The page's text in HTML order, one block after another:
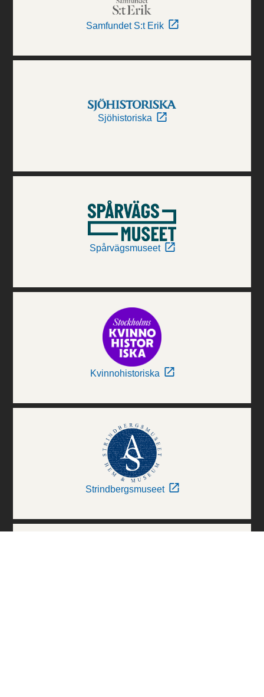
Samfundet S:t Erik
Sjöhistoriska
Spårvägsmuseet
Kvinnohistoriska
Strindbergsmuseet